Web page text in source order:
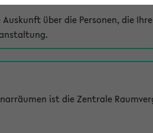
über die Personen, die
ist die Zentrale